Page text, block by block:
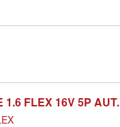
1.6 FLEX 16V 5P AUT.